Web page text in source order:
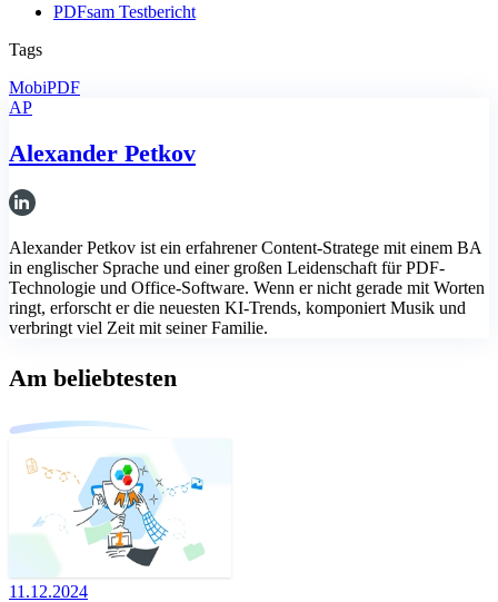
PDFsam Testbericht
Tags
MobiPDF
AP
Alexander Petkov
Alexander Petkov ist ein erfahrener Content-Stratege mit einem BA
in englischer Sprache und einer großen Leidenschaft für PDF-
Technologie und Office-Software. Wenn er nicht gerade mit Worten
ringt, erforscht er die neuesten KI-Trends, komponiert Musik und
verbringt viel Zeit mit seiner Familie.
Am beliebtesten
11.12.2024